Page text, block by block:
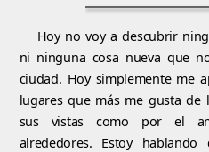
Hoy no voy a descubrir
ni ninguna cosa nueva que
ciudad. Hoy simplemente me
lugares que más me gusta de
sus vistas como por el
alrededores. Estoy